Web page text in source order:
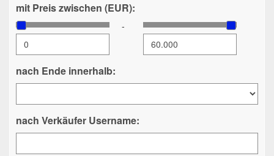
mit Preis zwischen (EUR):
-
nach Ende innerhalb:
nach Verkäufer Username: